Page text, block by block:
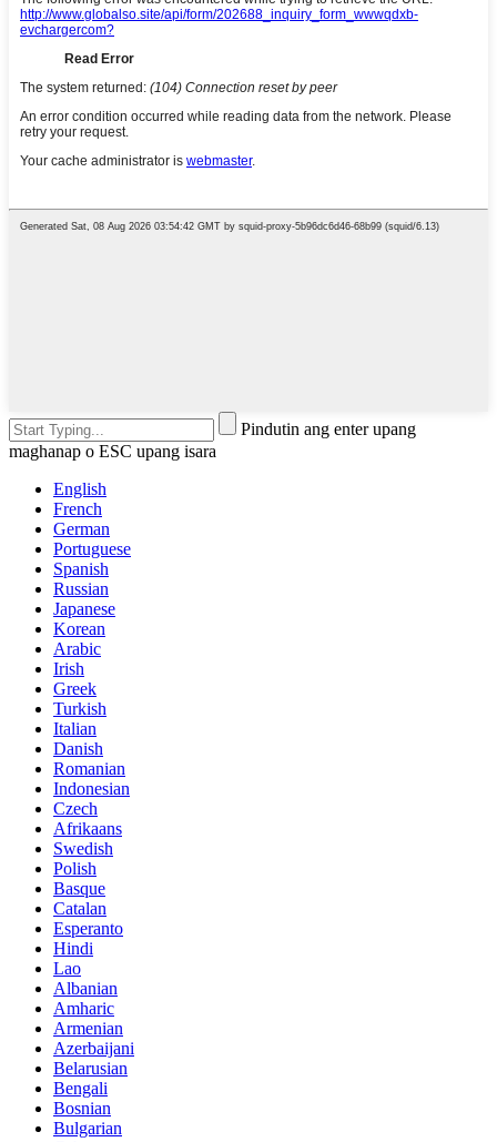
Pindutin ang enter upang
maghanap o ESC upang isara
English
French
German
Portuguese
Spanish
Russian
Japanese
Korean
Arabic
Irish
Greek
Turkish
Italian
Danish
Romanian
Indonesian
Czech
Afrikaans
Swedish
Polish
Basque
Catalan
Esperanto
Hindi
Lao
Albanian
Amharic
Armenian
Azerbaijani
Belarusian
Bengali
Bosnian
Bulgarian